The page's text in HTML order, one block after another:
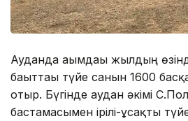
Ауданда ағымдағы жылдың
бағыттағы түйе санын 1600
отыр. Бүгінде аудан әкімі
бастамасымен ірілі-ұсақты